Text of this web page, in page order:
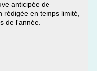
anticipée de
rédigée en temps limité,
de l'année.